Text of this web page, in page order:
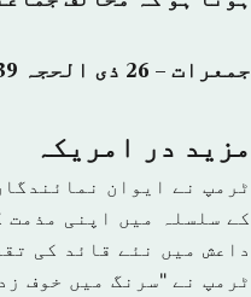
جمعرات – 26 ذی الحجہ 1439 ہجری – 06 ستمبر 2018ء شمارہ نمبر (14527)
مزید در امريكہ
ٹرمپ نے ایوان
کے سلسلہ میں اپنی مذمت
داعش میں نئے قائد کی
ٹرمپ نے "سرنگ میں خوف